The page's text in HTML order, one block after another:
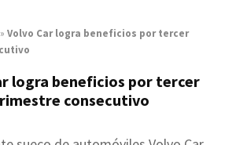
» Volvo Car logra beneficios por tercer
logra beneficios por tercer
consecutivo